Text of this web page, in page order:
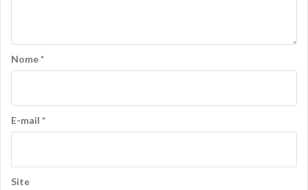
Nome*
E-mail *
Site